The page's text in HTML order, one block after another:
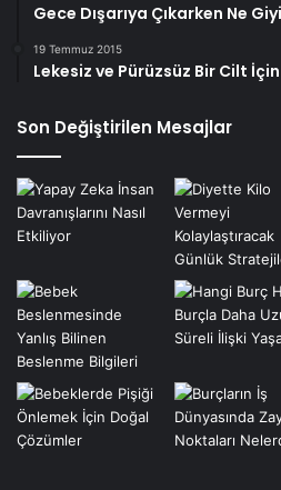
Gece Dışarıya Çıkarken Ne
19 Temmuz 2015
Lekesiz ve Pürüzsüz Bir Cilt
Son Değiştirilen Mesajlar